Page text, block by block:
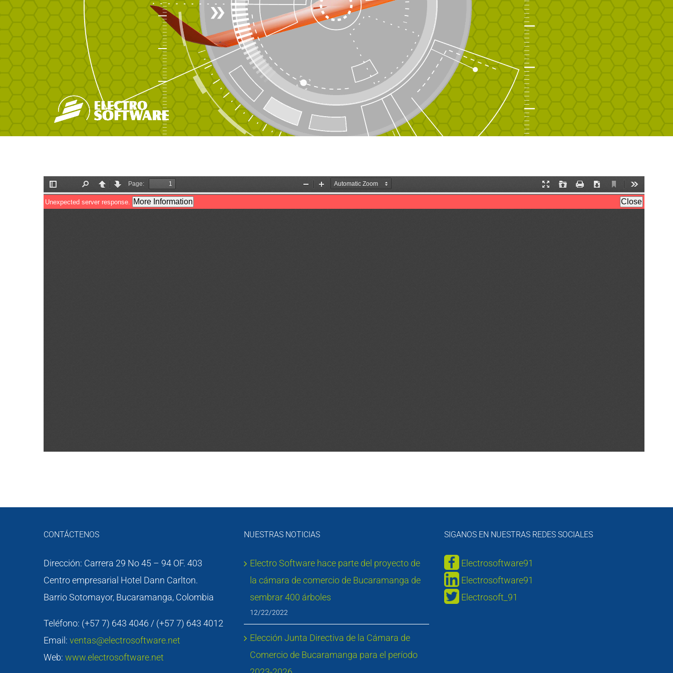
CONTÁCTENOS
Dirección: Carrera 29 No 45 – 94 OF. 403
Centro empresarial Hotel Dann Carlton.
Barrio Sotomayor, Bucaramanga, Colombia
Teléfono: (+57 7) 643 4046 / (+57 7) 643 4012
Email: ventas@electrosoftware.net
Web: www.electrosoftware.net
NUESTRAS NOTICIAS
Electro Software hace parte del proyecto de
la cámara de comercio de Bucaramanga de
sembrar 400 árboles
12/22/2022
Elección Junta Directiva de la Cámara de
Comercio de Bucaramanga para el período
SIGANOS EN NUESTRAS REDES SOCIALES
Electrosoftware91
Electrosoftware91
Electrosoft_91